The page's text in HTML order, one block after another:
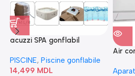
acuzzi SPA gonflabil
Bubble” 28446
PISCINE, Piscine gonflabile
14,499 MDL
Air